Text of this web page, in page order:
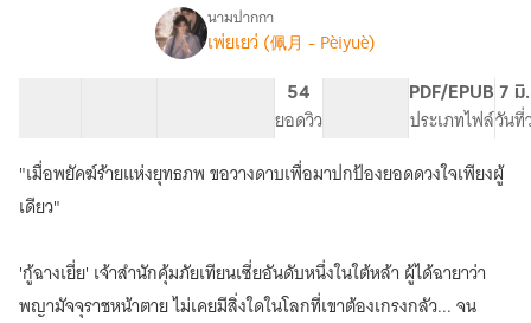
อ
นัก
เรื่อง
ลับ
ยอด
เก
นัก
นามปากกา
เพ่ยเยว่ (佩月 - Pèiyuè)
54
ยอดวิว
PDF/EPUB
ประเภทไฟล์
7 มิ
วันที่
"เมื่อพยัคฆ์ร้ายแห่งยุทธภพ ขอวางดาบเพื่อมาปกป้องยอดดวงใจเพียงผู้
เดียว"
'กู้ฉางเยี่ย' เจ้าสำนักคุ้มภัยเทียนเซี่ยอันดับหนึ่งในใต้หล้า ผู้ได้ฉายาว่า
พญามัจจุราชหน้าตาย ไม่เคยมีสิ่งใดในโลกที่เขาต้องเกรงกลัว... จน